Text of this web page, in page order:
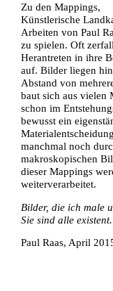
Zu den Mappings,
Künstlerische
Arbeiten von Paul
zu spielen. Oft
Herantreten in ihre
auf. Bilder liegen
Abstand von
baut sich aus vielen
schon im
bewusst ein
manchmal noch
makroskopischen
dieser Mappings
weiterverarbeitet.
Bilder, die ich male
Sie sind alle existent.
Paul Raas, April